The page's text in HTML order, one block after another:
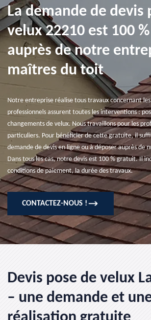
La demande de devis
velux 22210 est 100
auprès de notre
maîtres du toit
Notre entreprise réalise tous travaux concernant
professionnels assurent toutes les interventions :
changements de velux. Nous travaillons pour les
particuliers. Pour bénéficier de cette gratuite, il
demande de devis en ligne ou à déposer auprès de
Dans tous les cas, notre devis est 100 % gratuit. Il
conditions de paiement, la durée des travaux.
CONTACTEZ-NOUS !
Devis pose de velux
– une demande et